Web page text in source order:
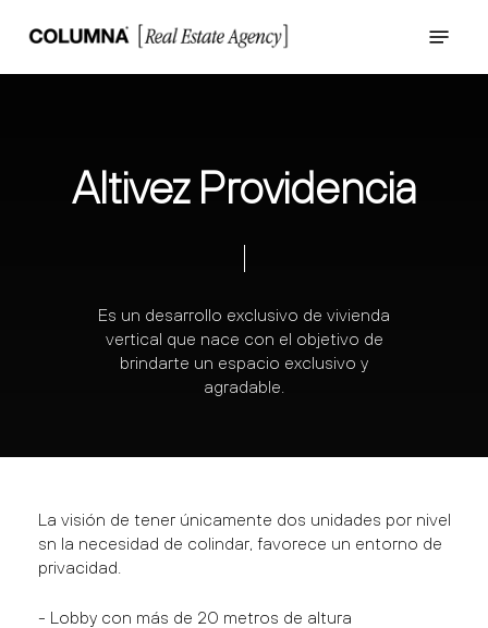
main
Altivez Providencia
Es un desarrollo exclusivo de vivienda
vertical que nace con el objetivo de
brindarte un espacio exclusivo y
agradable.
La visión de tener únicamente dos unidades por nivel
sn la necesidad de colindar, favorece un entorno de
privacidad.
- Lobby con más de 20 metros de altura